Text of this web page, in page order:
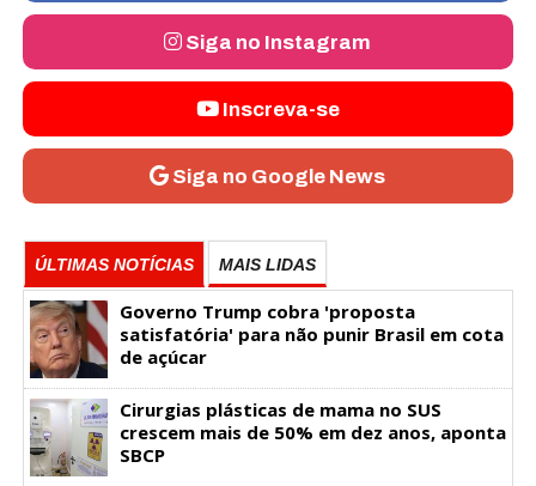
Siga no Instagram
Inscreva-se
Siga no Google News
ÚLTIMAS NOTÍCIAS MAIS LIDAS
Governo Trump cobra 'proposta
satisfatória' para não punir Brasil em cota
de açúcar
Cirurgias plásticas de mama no SUS
crescem mais de 50% em dez anos, aponta
SBCP